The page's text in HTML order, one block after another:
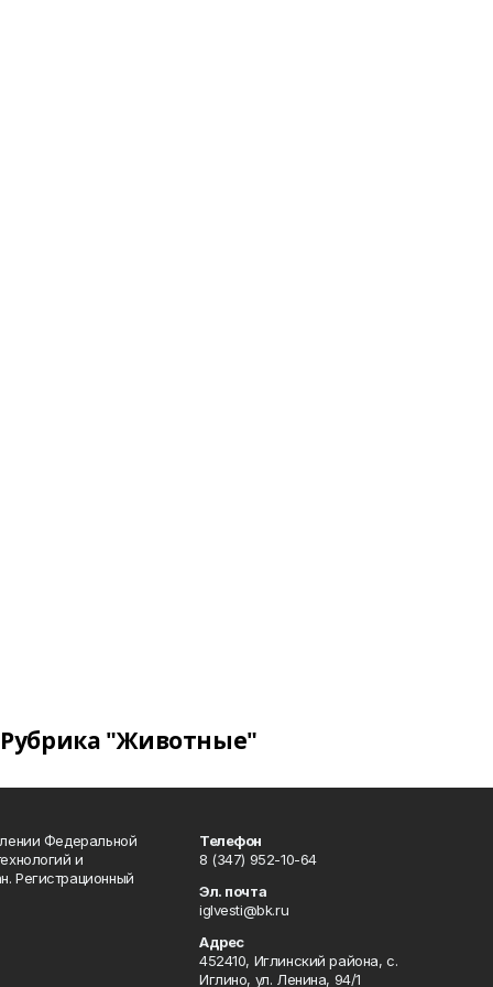
Рубрика "Животные"
Федеральной
и
Регистрационный
Телефон
8 (347) 952-10-64
Эл. почта
iglvesti@bk.ru
Адрес
452410, Иглинский района, с.
Иглино, ул. Ленина, 94/1